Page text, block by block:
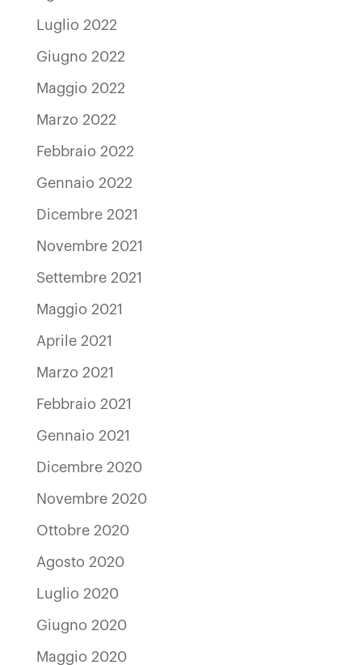
Luglio 2022
Giugno 2022
Maggio 2022
Marzo 2022
Febbraio 2022
Gennaio 2022
Dicembre 2021
Novembre 2021
Settembre 2021
Maggio 2021
Aprile 2021
Marzo 2021
Febbraio 2021
Gennaio 2021
Dicembre 2020
Novembre 2020
Ottobre 2020
Agosto 2020
Luglio 2020
Giugno 2020
Maggio 2020